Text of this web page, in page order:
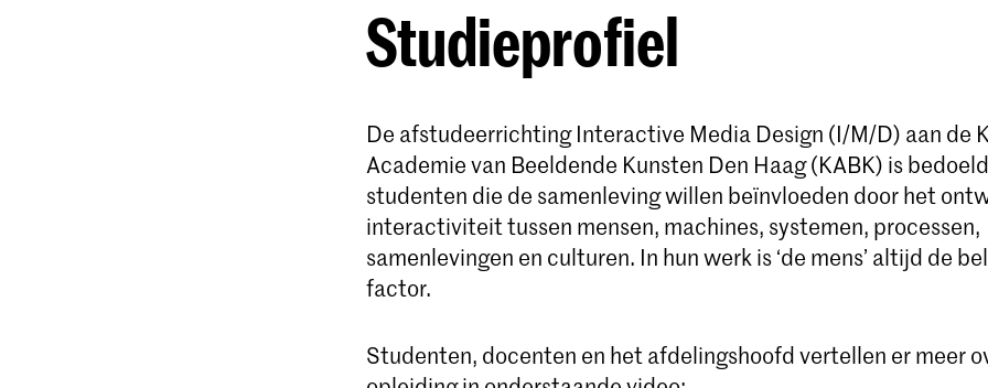
Studieprofiel
De afstudeerrichting Interactive Media Design (I/M/D) aan de
Academie van Beeldende Kunsten Den Haag (KABK) is
studenten die de samenleving willen beïnvloeden door het
interactiviteit tussen mensen, machines, systemen, processen,
samenlevingen en culturen. In hun werk is ‘de mens’ altijd de
factor.
Studenten, docenten en het afdelingshoofd vertellen er meer